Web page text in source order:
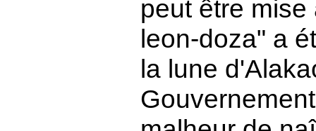
peut être mise
leon-doza" a
la lune